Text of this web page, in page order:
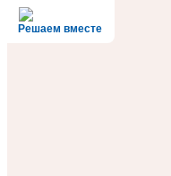
Решаем вместе